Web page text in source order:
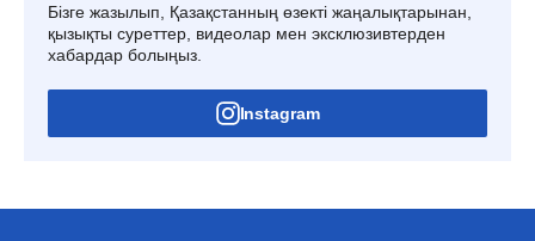
Бізге жазылып, Қазақстанның өзекті жаңалықтарынан,
қызықты суреттер, видеолар мен эксклюзивтерден
хабардар болыңыз.
Instagram